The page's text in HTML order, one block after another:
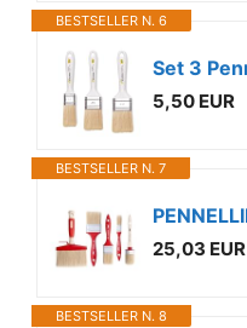
BESTSELLER N. 6
5,50 EUR
BESTSELLER N. 7
25,03 EUR
BESTSELLER N. 8